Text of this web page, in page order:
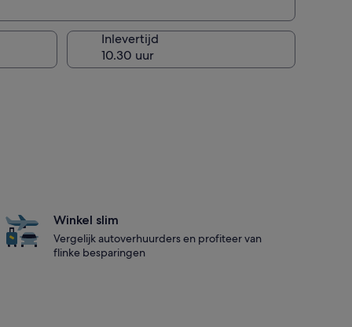
Inlevertijd
Winkel slim
Vergelijk autoverhuurders en profiteer van
flinke besparingen